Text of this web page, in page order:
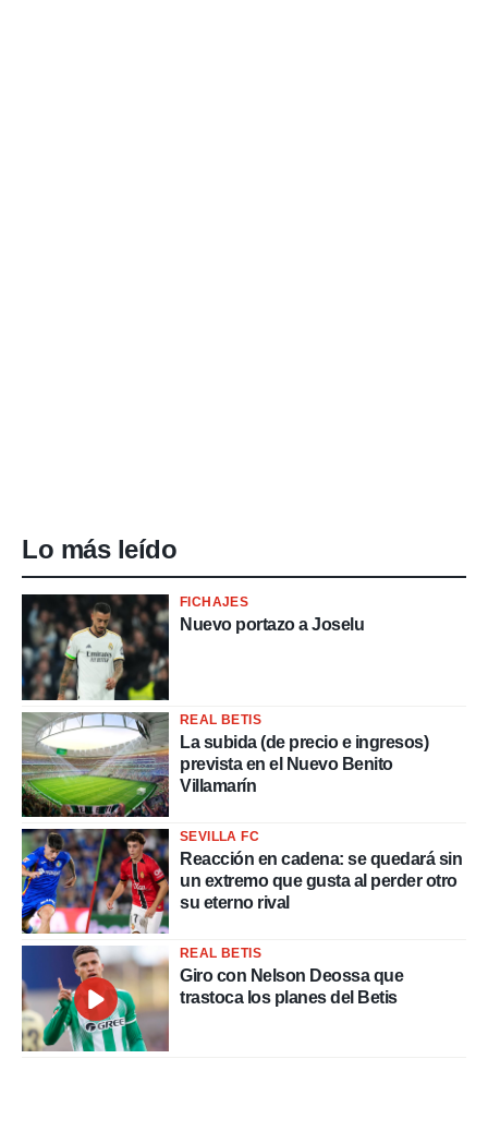
Lo más leído
FICHAJES
Nuevo portazo a Joselu
REAL BETIS
La subida (de precio e ingresos)
prevista en el Nuevo Benito
Villamarín
SEVILLA FC
Reacción en cadena: se quedará sin
un extremo que gusta al perder otro
su eterno rival
REAL BETIS
Giro con Nelson Deossa que
trastoca los planes del Betis